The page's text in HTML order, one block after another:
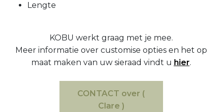
Lengte
KOBU werkt graag met je mee.
Meer informatie over customise opties en het op
maat maken van uw sieraad vindt u hier.
CONTACT over (
Clare )